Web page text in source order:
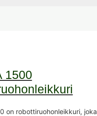
1500
on robottiruohonleikkuri, joka